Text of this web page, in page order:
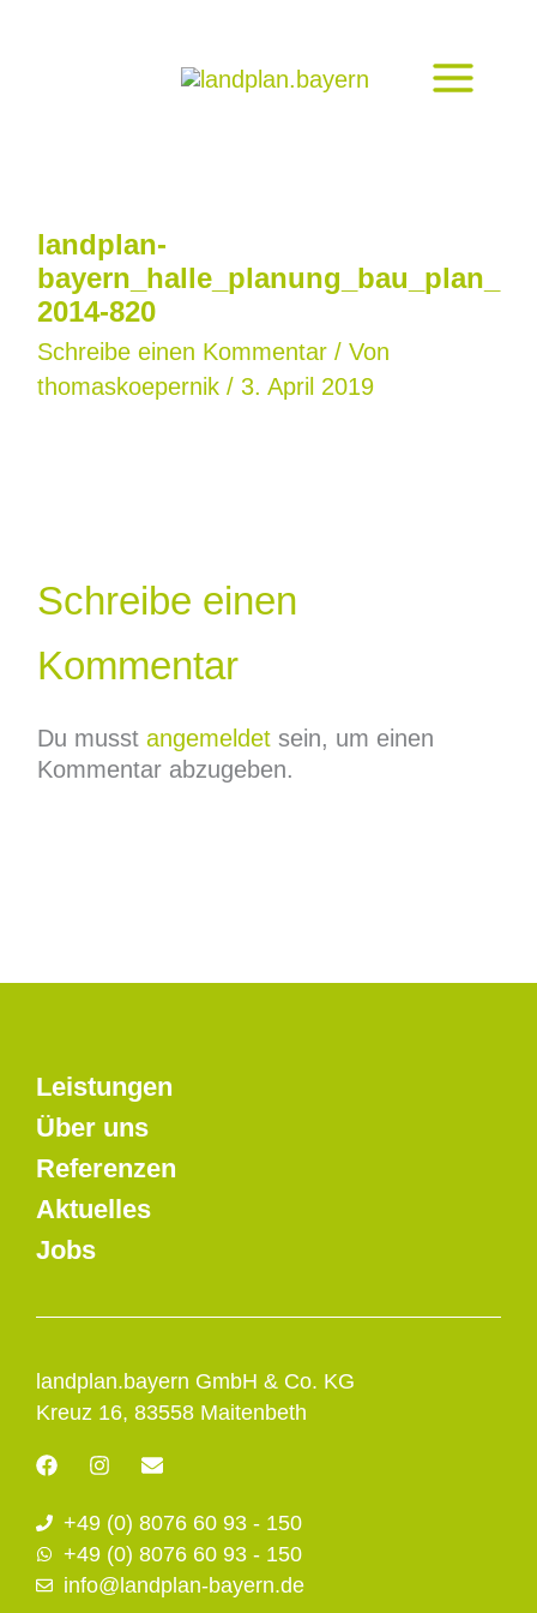
landplan-
bayern_halle_planung_bau_plan_
2014-820
Schreibe einen Kommentar / Von
thomaskoepernik / 3. April 2019
Schreibe einen
Kommentar
Du musst angemeldetsein, um einen
Kommentar abzugeben.
landplan.bayern GmbH & Co. KG
Kreuz 16, 83558 Maitenbeth
F
a
e
b
o
o
I
n
t
a
g
r
E
e
l
o
p
+49 (0) 8076 60 93 - 150
+49 (0) 8076 60 93 - 150
info@landplan-bayern.de
Leistungen
Über uns
Referenzen
Aktuelles
Jobs